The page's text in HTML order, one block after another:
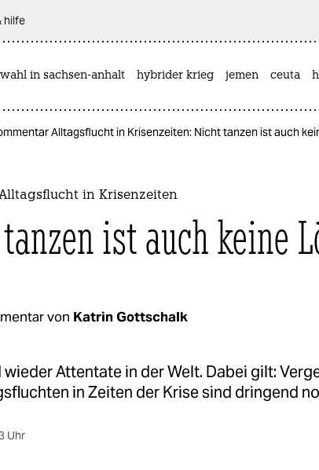
hilfe
in sachsen-anhalt hybrider krieg jemen ceuta
Alltagsflucht in Krisenzeiten: Nicht tanzen ist auch
in Krisenzeiten
ist auch keine
von Katrin Gottschalk
Attentate in der Welt. Dabei gilt:
in Zeiten der Krise sind dringend
Uhr